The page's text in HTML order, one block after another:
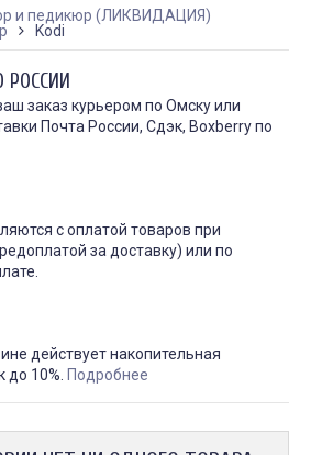
ЧЕГО
ПИЛИНГ
это
ДАЛЕЕ →
ЗАЖИВЛЕНИЯ ТАТУ
Дата: 31.01.2024
и педикюр (ЛИКВИДАЦИЯ)
Kodi
РОССИИ
заказ курьером по Омску или
Почта России, Сдэк, Boxberry по
с оплатой товаров при
за доставку) или по
действует накопительная
до 10%. Подробнее